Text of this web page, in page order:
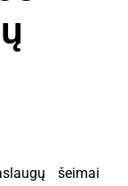
šeimai